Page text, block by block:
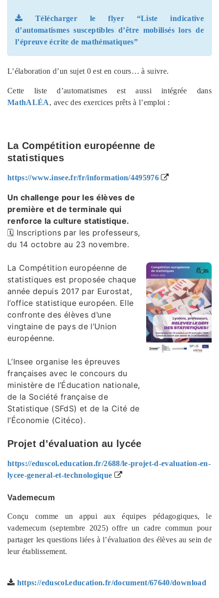
Télécharger le flyer “Liste indicative
d’automatismes susceptibles d’être mobilisés lors de
l’épreuve écrite de mathématiques”
L’élaboration d’un sujet 0 est en cours… à suivre.
Cette liste d’automatismes est aussi intégrée dans
MathALÉA, avec des exercices prêts à l’emploi :
La Compétition européenne de
statistiques
https://www.insee.fr/fr/information/4495976
Un challenge pour les élèves de
première et de terminale qui
renforce la culture statistique.
🗓 Inscriptions par les professeurs,
du 14 octobre au 23 novembre.
La Compétition européenne de
statistiques est proposée chaque
année depuis 2017 par Eurostat,
l’office statistique européen. Elle
confronte des élèves d’une
vingtaine de pays de l’Union
européenne.
L’Insee organise les épreuves
françaises avec le concours du
ministère de l’Éducation nationale,
de la Société française de
Statistique (SFdS) et de la Cité de
l’Économie (Citéco).
Projet d’évaluation au lycée
https://eduscol.education.fr/2688/le-projet-d-evaluation-en-
lycee-general-et-technologique
Vademecum
Conçu comme un appui aux équipes pédagogiques, le
vademecum (septembre 2025) offre un cadre commun pour
partager les questions liées à l’évaluation des élèves au sein de
leur établissement.
https://eduscol.education.fr/document/67640/download